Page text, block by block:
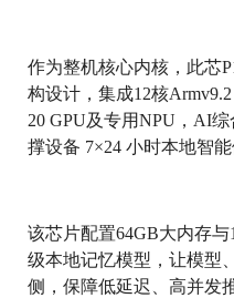
作为整机核心内核，此芯
构设计，集成12核
20 GPU及专用NPU，AI
撑设备 7×24 小时本地智能
该芯片配置64GB大内存
级本地记忆模型，让模型
侧，保障低延迟、高并发